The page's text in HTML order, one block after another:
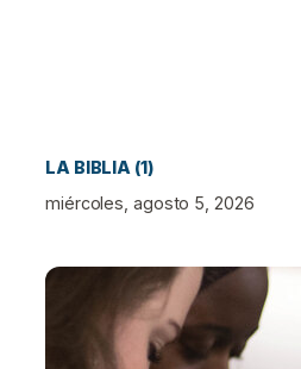
LA BIBLIA (1)
miércoles, agosto 5, 2026